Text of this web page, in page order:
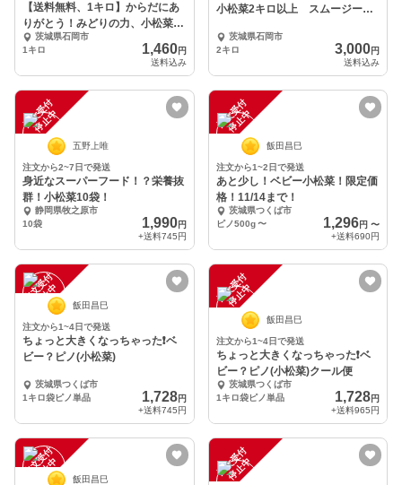
【送料無料、1キロ】からだにあ
りがとう！みどりの力、小松菜。
スムージーなどに
茨城県石岡市
1キロ
1,460円
送料込み
小松菜2キロ以上 スムージーな
茨城県石岡市
2キロ
3,000円
送料込み
注
文
受
付
停
止
中
五野上唯
注文から2~7日で発送
身近なスーパーフード！？栄養抜
群！小松菜10袋！
静岡県牧之原市
10袋
1,990円
+送料745円
注
文
受
付
停
止
中
飯田昌巳
注文から1~2日で発送
あと少し！ベビー小松菜！限定価
格！11/14まで！
茨城県つくば市
ピノ500g 〜 1,296円 〜
+送料690円
注
文
受
付
停
止
中 飯田昌巳
注文から1~4日で発送
ちょっと大きくなっちゃった❗ベ
ビー？ピノ(小松菜)
茨城県つくば市
1キロ袋ピノ単品
1,728円
+送料745円
注
文
受
付
停
止
中
飯田昌巳
注文から1~4日で発送
ちょっと大きくなっちゃった❗ベ
ビー？ピノ(小松菜)クール便
茨城県つくば市
1キロ袋ピノ単品
1,728円
+送料965円
注
文
受
付
停
止
中 飯田昌巳
注
文
受
付
停
止
中